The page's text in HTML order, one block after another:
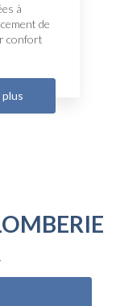
à
de
confort
plus